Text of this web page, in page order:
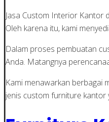
Jasa Custom Interior Kantor
Oleh karena itu, kami
Dalam proses pembuatan
Anda. Matangnya
Kami menawarkan berbagai
jenis custom furniture kantor